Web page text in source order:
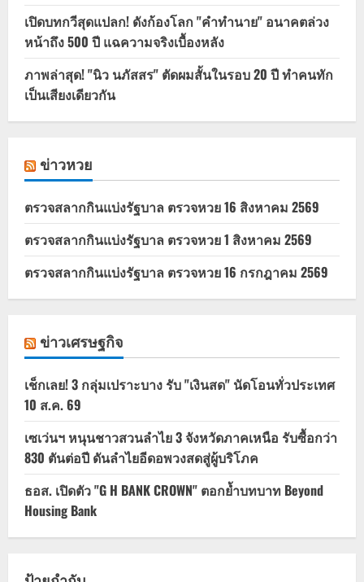
เปิดบทกวีสุดแปลก! ดังก้องโลก "คำทำนาย" อนาคตล่วง
หน้าถึง 500 ปี แฉความจริงเบื้องหลัง
ภาพล่าสุด! "นิว นภัสสร" ตัดผมสั้นในรอบ 20 ปี ทำคนทัก
เป็นเสียงเดียวกัน
ข่าวหวย
ตรวจสลากกินแบ่งรัฐบาล ตรวจหวย 16 สิงหาคม 2569
ตรวจสลากกินแบ่งรัฐบาล ตรวจหวย 1 สิงหาคม 2569
ตรวจสลากกินแบ่งรัฐบาล ตรวจหวย 16 กรกฎาคม 2569
ข่าวเศรษฐกิจ
เช็กเลย! 3 กลุ่มเปราะบาง รับ "เงินสด" นัดโอนทั่วประเทศ
10 ส.ค. 69
เซเว่นฯ หนุนชาวสวนลำไย 3 จังหวัดภาคเหนือ รับซื้อกว่า
830 ตันต่อปี ดันลำไยอีดอพวงสดสู่ผู้บริโภค
ธอส. เปิดตัว "G H BANK CROWN" ตอกย้ำบทบาท Beyond
Housing Bank